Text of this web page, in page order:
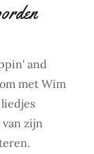
and
met Wim
zijn